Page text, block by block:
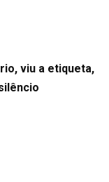
viu a etiqueta,